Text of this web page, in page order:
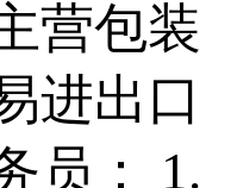
营包装
进出口
员： 1.